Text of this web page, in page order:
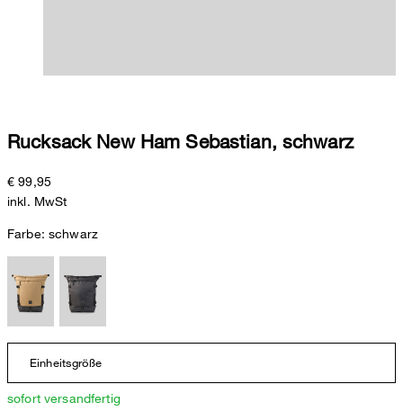
Rucksack New Ham Sebastian, schwarz
€ 99,95
inkl. MwSt
Farbe: schwarz
Einheitsgröße
sofort versandfertig